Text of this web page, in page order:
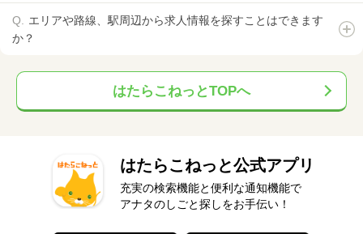
エリアや路線、駅周辺から求人情報を探すことはできます
か？
はたらこねっとTOPへ
はたらこねっと公式アプリ
充実の検索機能と便利な通知機能で
アナタのしごと探しをお手伝い！